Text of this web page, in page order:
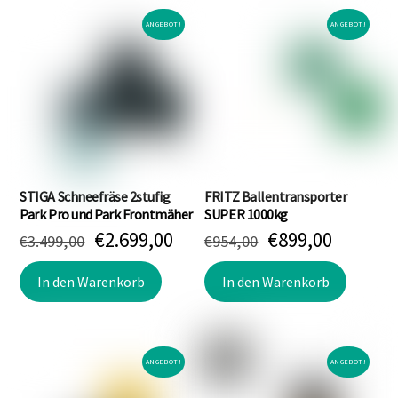
ANGEBOT!
STIGA Schneefräse 2stufig
Park Pro und Park Frontmäher
€3.499,00 Ursprünglicher
Preis
war:
€3.499,00
€2.699,00Aktueller
Preis
€2.699,00.
In den Warenkorb
ANGEBOT!
FRITZ Ballentransporter
SUPER 1000kg
€954,00 Ursprünglicher
Preis
war:
€954,00
€899,00
Preis
ist:
In den Warenkorb
ANGEBOT! ANGEBOT!